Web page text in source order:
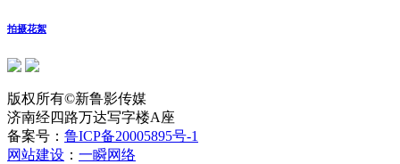
拍摄花絮
版权所有©新鲁影传媒
济南经四路万达写字楼A座
备案号： 鲁ICP备20005895号-1
网站建设 ： 一瞬网络